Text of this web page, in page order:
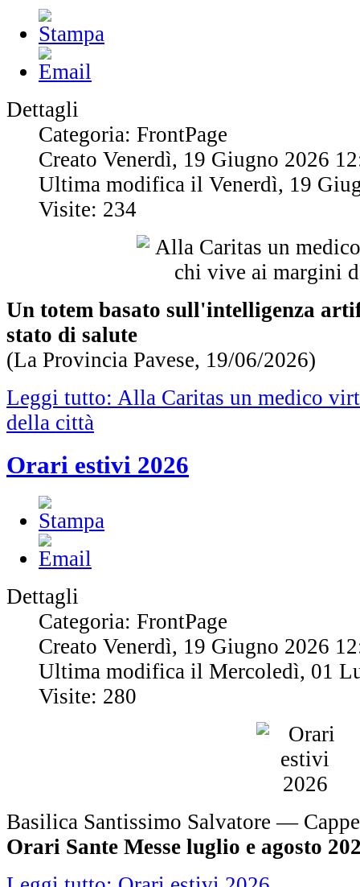
Dettagli
Categoria: FrontPage
Creato Venerdì, 19 Giugno 2026
Ultima modifica il Venerdì, 19
Visite: 234
Un totem basato sull'intelligenza
stato di salute
(La Provincia Pavese, 19/06/2026)
Leggi tutto: Alla Caritas un medico
della città
Orari estivi 2026
Dettagli
Categoria: FrontPage
Creato Venerdì, 19 Giugno 2026
Ultima modifica il Mercoledì, 01
Visite: 280
Basilica Santissimo Salvatore —
Orari Sante Messe luglio e agosto